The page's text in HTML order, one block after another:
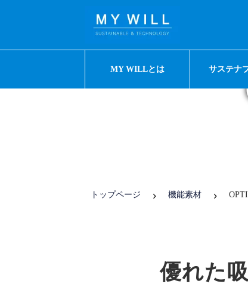
MY WILLとは サステナ
トップページ 機能素材
優れた